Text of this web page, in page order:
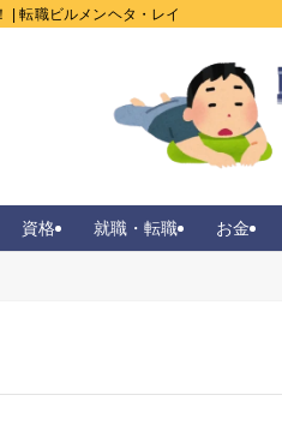
| 転職ビルメンヘタ・レイ
資格 就職・転職 お金